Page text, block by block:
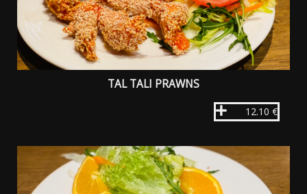
TAL TALI PRAWNS
12.10 €